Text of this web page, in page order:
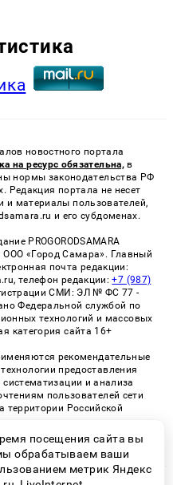
новостного портала
на ресурс обязательна, в
нормы законодательства РФ
Редакция портала не несет
и материалы пользователей,
и его субдоменах.
PROGORODSAMARA
«Город Самара». Главный
почта редакции:
телефон редакции:+7 (987)
СМИ: ЭЛ № ФС 77 -
Федеральной службой по
технологий и массовых
категория сайта 16+
рекомендательные
предоставления
и анализа
пользователей сети
территории Российской
рекомендательных
обменной сети
«СМИ2» (PDF)
посещения сайта вы
обрабатываем ваши
метрик Яндекс